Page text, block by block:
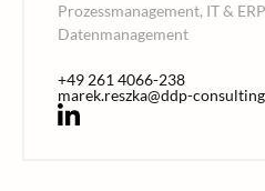
Prozessmanagement, IT &
Datenmanagement
+49 261 4066-238
marek.reszka@ddp-